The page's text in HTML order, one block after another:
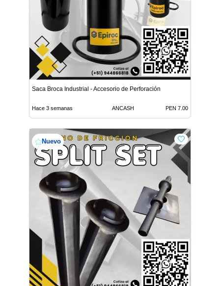
Saca Broca Industrial - Accesorio de Perforación
Hace 3 semanas ANCASH PEN 7.00
Nuevo